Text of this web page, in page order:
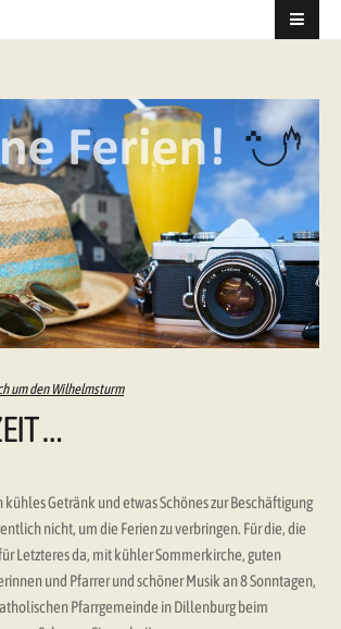
um den Wilhelmsturm
…
Getränk und etwas Schönes zur Beschäftigung
nicht, um die Ferien zu verbringen. Für die, die
Letzteres da, mit kühler Sommerkirche, guten
und Pfarrer und schöner Musik an 8 Sonntagen,
Pfarrgemeinde in Dillenburg beim